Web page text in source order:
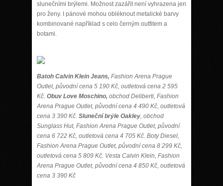
slunečními brýlemi. Možnost zazářit není vyhrazena jen
pro ženy. I pánové mohou obléknout metalické barvy
kombinované například s celo černým outfitem a
botami.
Batoh Calvin Klein Jeans, Fashion Arena Prague
Outlet, původní cena 5 190 Kč, outletová cena 2 595
Kč. Obuv Love Moschino, obchod Deliberti, Fashion
Arena Prague Outlet, původní cena 4 490 Kč, outletová
cena 3 390 Kč. Sluneční brýle Oakley, obchod
Sunglass Hut, Fashion Arena Prague Outlet, původní
cena 6 722 Kč, outletová cena 4 705 Kč. Boty Diesel,
Fashion Arena Prague Outlet, původní cena 8 299 Kč,
outletová cena 5 809 Kč. Vesta Calvin Klein, Fashion
Arena Prague Outlet, původní cena 4 850 Kč, outletová
cena 3 390 Kč